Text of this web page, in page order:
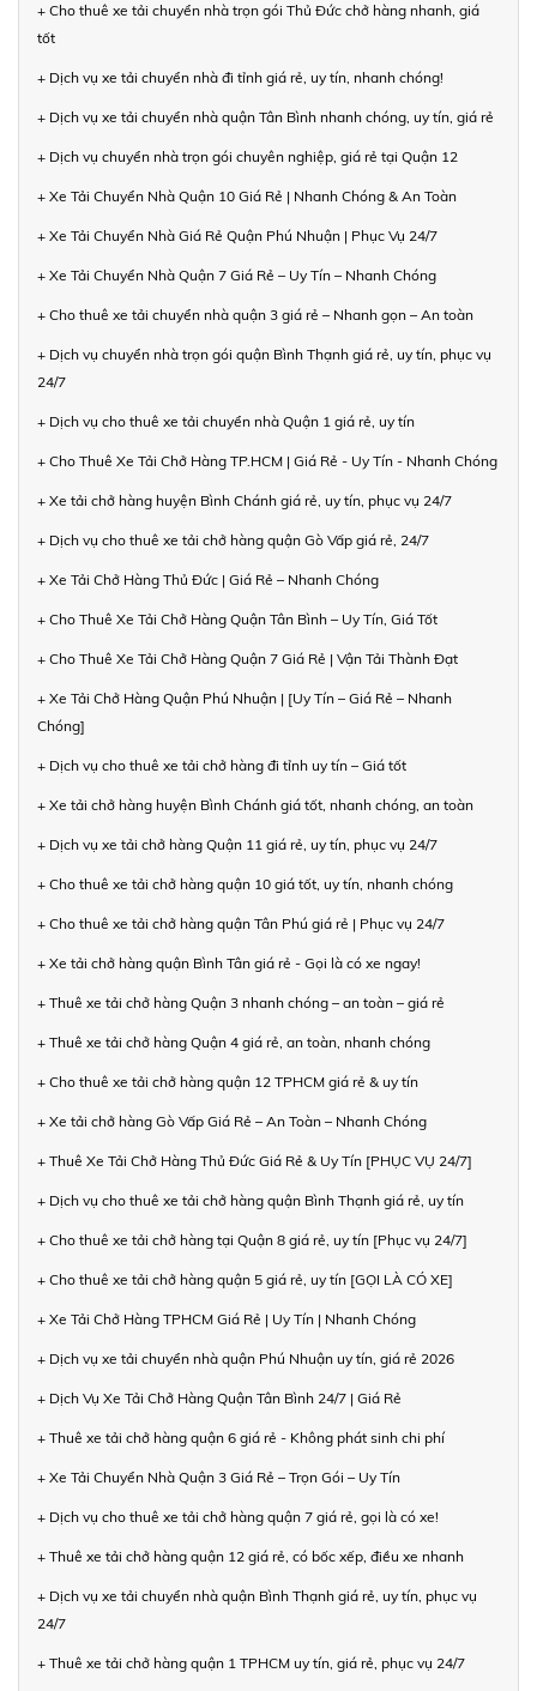
+ Cho thuê xe tải chuyển nhà trọn gói Thủ Đức chở hàng nhanh, giá
tốt
+ Dịch vụ xe tải chuyển nhà đi tỉnh giá rẻ, uy tín, nhanh chóng!
+ Dịch vụ xe tải chuyển nhà quận Tân Bình nhanh chóng, uy tín, giá rẻ
+ Dịch vụ chuyển nhà trọn gói chuyên nghiệp, giá rẻ tại Quận 12
+ Xe Tải Chuyển Nhà Quận 10 Giá Rẻ | Nhanh Chóng & An Toàn
+ Xe Tải Chuyển Nhà Giá Rẻ Quận Phú Nhuận | Phục Vụ 24/7
+ Xe Tải Chuyển Nhà Quận 7 Giá Rẻ – Uy Tín – Nhanh Chóng
+ Cho thuê xe tải chuyển nhà quận 3 giá rẻ – Nhanh gọn – An toàn
+ Dịch vụ chuyển nhà trọn gói quận Bình Thạnh giá rẻ, uy tín, phục vụ
24/7
+ Dịch vụ cho thuê xe tải chuyển nhà Quận 1 giá rẻ, uy tín
+ Cho Thuê Xe Tải Chở Hàng TP.HCM | Giá Rẻ - Uy Tín - Nhanh Chóng
+ Xe tải chở hàng huyện Bình Chánh giá rẻ, uy tín, phục vụ 24/7
+ Dịch vụ cho thuê xe tải chở hàng quận Gò Vấp giá rẻ, 24/7
+ Xe Tải Chở Hàng Thủ Đức | Giá Rẻ – Nhanh Chóng
+ Cho Thuê Xe Tải Chở Hàng Quận Tân Bình – Uy Tín, Giá Tốt
+ Cho Thuê Xe Tải Chở Hàng Quận 7 Giá Rẻ | Vận Tải Thành Đạt
+ Xe Tải Chở Hàng Quận Phú Nhuận | [Uy Tín – Giá Rẻ – Nhanh
Chóng]
+ Dịch vụ cho thuê xe tải chở hàng đi tỉnh uy tín – Giá tốt
+ Xe tải chở hàng huyện Bình Chánh giá tốt, nhanh chóng, an toàn
+ Dịch vụ xe tải chở hàng Quận 11 giá rẻ, uy tín, phục vụ 24/7
+ Cho thuê xe tải chở hàng quận 10 giá tốt, uy tín, nhanh chóng
+ Cho thuê xe tải chở hàng quận Tân Phú giá rẻ | Phục vụ 24/7
+ Xe tải chở hàng quận Bình Tân giá rẻ - Gọi là có xe ngay!
+ Thuê xe tải chở hàng Quận 3 nhanh chóng – an toàn – giá rẻ
+ Thuê xe tải chở hàng Quận 4 giá rẻ, an toàn, nhanh chóng
+ Cho thuê xe tải chở hàng quận 12 TPHCM giá rẻ & uy tín
+ Xe tải chở hàng Gò Vấp Giá Rẻ – An Toàn – Nhanh Chóng
+ Thuê Xe Tải Chở Hàng Thủ Đức Giá Rẻ & Uy Tín [PHỤC VỤ 24/7]
+ Dịch vụ cho thuê xe tải chở hàng quận Bình Thạnh giá rẻ, uy tín
+ Cho thuê xe tải chở hàng tại Quận 8 giá rẻ, uy tín [Phục vụ 24/7]
+ Cho thuê xe tải chở hàng quận 5 giá rẻ, uy tín [GỌI LÀ CÓ XE]
+ Xe Tải Chở Hàng TPHCM Giá Rẻ | Uy Tín | Nhanh Chóng
+ Dịch vụ xe tải chuyển nhà quận Phú Nhuận uy tín, giá rẻ 2026
+ Dịch Vụ Xe Tải Chở Hàng Quận Tân Bình 24/7 | Giá Rẻ
+ Thuê xe tải chở hàng quận 6 giá rẻ - Không phát sinh chi phí
+ Xe Tải Chuyển Nhà Quận 3 Giá Rẻ – Trọn Gói – Uy Tín
+ Dịch vụ cho thuê xe tải chở hàng quận 7 giá rẻ, gọi là có xe!
+ Thuê xe tải chở hàng quận 12 giá rẻ, có bốc xếp, điều xe nhanh
+ Dịch vụ xe tải chuyển nhà quận Bình Thạnh giá rẻ, uy tín, phục vụ
24/7
+ Thuê xe tải chở hàng quận 1 TPHCM uy tín, giá rẻ, phục vụ 24/7